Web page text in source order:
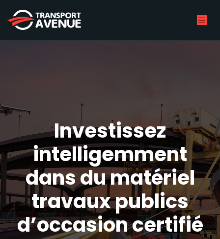
Investissez
intelligemment
dans du matériel
travaux publics
d’occasion certifié